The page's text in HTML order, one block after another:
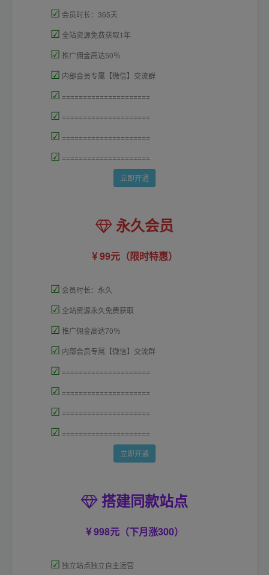
☑ 会员时长：365天
☑ 全站资源免费获取1年
☑ 推广佣金高达50％
☑ 内部会员专属【微信】交流群
☑ =====================
☑ =====================
☑ =====================
☑ =====================
立即开通
永久会员
99元（限时特惠）
☑ 会员时长：永久
☑ 全站资源永久免费获取
☑ 推广佣金高达70％
☑ 内部会员专属【微信】交流群
☑ =====================
☑ =====================
☑ =====================
☑ =====================
立即开通
搭建同款站点
998元（下月涨300）
☑ 独立站点独立自主运营